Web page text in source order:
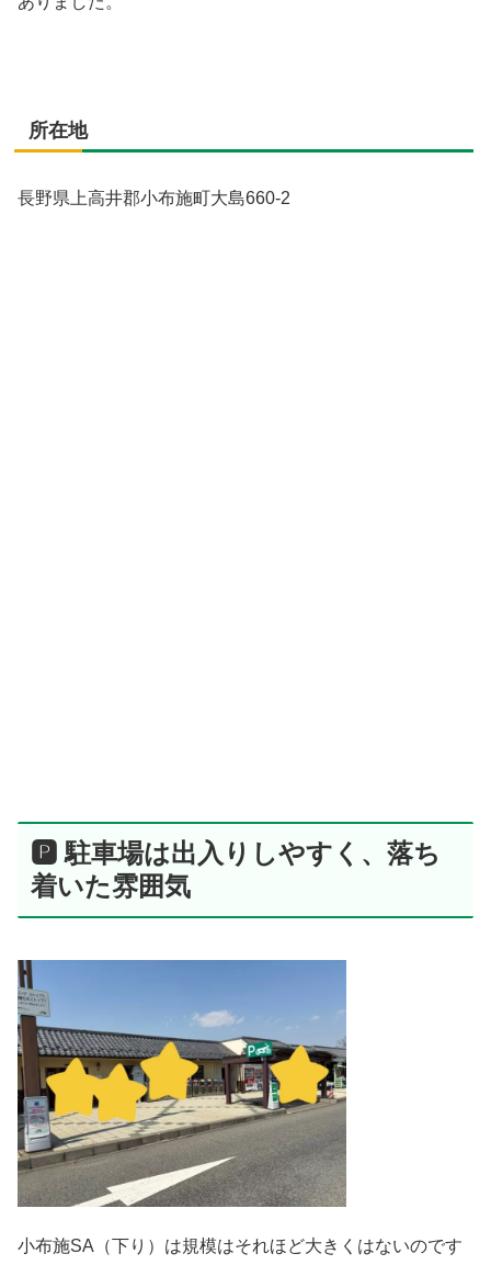
所在地
長野県上高井郡小布施町大島660-2
🅿️ 駐車場は出入りしやすく、落ち
着いた雰囲気
小布施SA（下り）は規模はそれほど大きくはないのです